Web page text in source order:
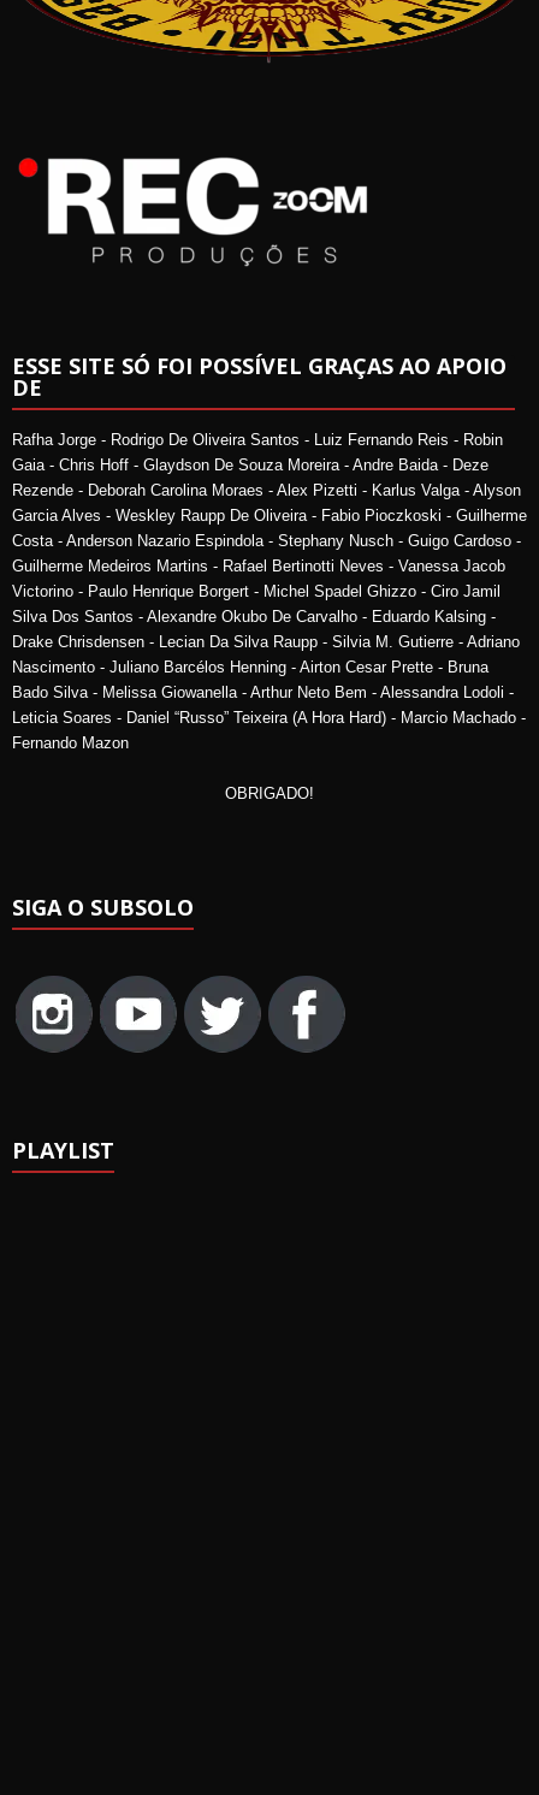
ESSE SITE SÓ FOI POSSÍVEL GRAÇAS AO APOIO
DE
Rafha Jorge - Rodrigo De Oliveira Santos - Luiz Fernando Reis - Robin
Gaia - Chris Hoff - Glaydson De Souza Moreira - Andre Baida - Deze
Rezende - Deborah Carolina Moraes - Alex Pizetti - Karlus Valga - Alyson
Garcia Alves - Weskley Raupp De Oliveira - Fabio Pioczkoski - Guilherme
Costa - Anderson Nazario Espindola - Stephany Nusch - Guigo Cardoso -
Guilherme Medeiros Martins - Rafael Bertinotti Neves - Vanessa Jacob
Victorino - Paulo Henrique Borgert - Michel Spadel Ghizzo - Ciro Jamil
Silva Dos Santos - Alexandre Okubo De Carvalho - Eduardo Kalsing -
Drake Chrisdensen - Lecian Da Silva Raupp - Silvia M. Gutierre - Adriano
Nascimento - Juliano Barcélos Henning - Airton Cesar Prette - Bruna
Bado Silva - Melissa Giowanella - Arthur Neto Bem - Alessandra Lodoli -
Leticia Soares - Daniel “Russo” Teixeira (A Hora Hard) - Marcio Machado -
Fernando Mazon
OBRIGADO!
SIGA O SUBSOLO
PLAYLIST